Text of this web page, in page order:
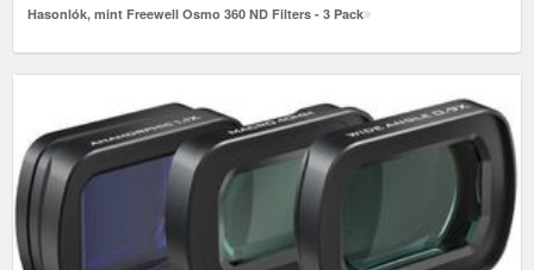
Hasonlók, mint Freewell Osmo 360 ND Filters - 3 Pack